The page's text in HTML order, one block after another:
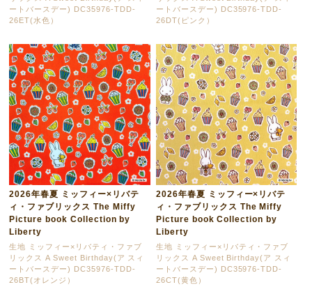
ートバースデー) DC35976-TDD-
26ET(水色）
ートバースデー) DC35976-TDD-
26DT(ピンク）
2026年春夏 ミッフィー×リバテ
ィ・ファブリックス The Miffy
Picture book Collection by
Liberty
生地 ミッフィー×リバティ・ファブ
リックス A Sweet Birthday(ア スィ
ートバースデー) DC35976-TDD-
26BT(オレンジ）
2026年春夏 ミッフィー×リバテ
ィ・ファブリックス The Miffy
Picture book Collection by
Liberty
生地 ミッフィー×リバティ・ファブ
リックス A Sweet Birthday(ア スィ
ートバースデー) DC35976-TDD-
26CT(黄色）